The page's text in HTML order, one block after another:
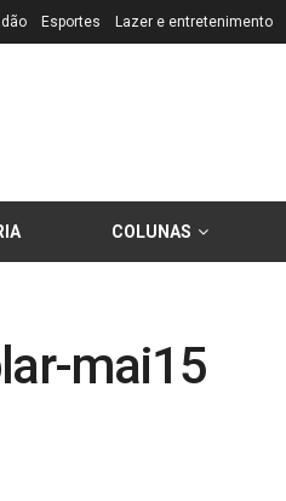
Esportes Lazer e entretenimento
COLUNAS
mai15